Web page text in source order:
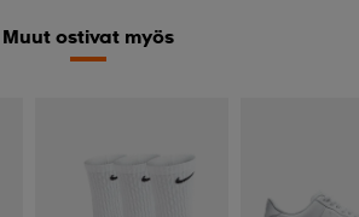
Muut ostivat myös